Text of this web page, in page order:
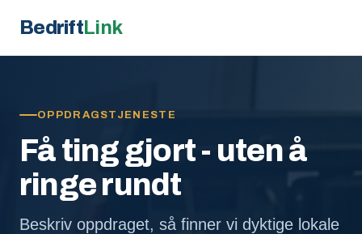
BedriftLink
OPPDRAGSTJENESTE
Få ting gjort - uten å
ringe rundt
Beskriv oppdraget, så finner vi dyktige lokale